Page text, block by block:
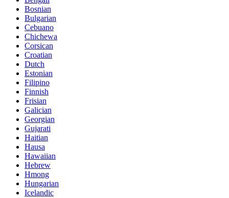
Bosnian
Bulgarian
Cebuano
Chichewa
Corsican
Croatian
Dutch
Estonian
Filipino
Finnish
Frisian
Galician
Georgian
Gujarati
Haitian
Hausa
Hawaiian
Hebrew
Hmong
Hungarian
Icelandic